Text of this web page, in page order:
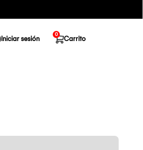
Iniciar sesión Carrito
0